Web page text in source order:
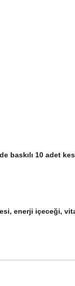
baskılı 10 adet
enerji içeceği,